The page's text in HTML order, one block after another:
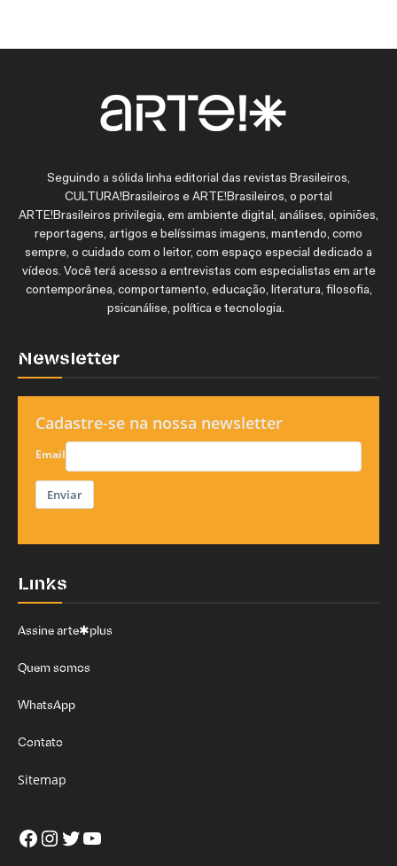
Seguindo a sólida linha editorial das revistas Brasileiros,
CULTURA!Brasileiros e ARTE!Brasileiros, o portal
ARTE!Brasileiros privilegia, em ambiente digital, análises, opiniões,
reportagens, artigos e belíssimas imagens, mantendo, como
sempre, o cuidado com o leitor, com espaço especial dedicado a
vídeos. Você terá acesso a entrevistas com especialistas em arte
contemporânea, comportamento, educação, literatura, filosofia,
psicanálise, política e tecnologia.
Newsletter
Cadastre-se na nossa newsletter
Email
Enviar
Links
Assine arte✱plus
Quem somos
WhatsApp
Contato
Sitemap
Facebook
Instagram
Twitter
Youtube